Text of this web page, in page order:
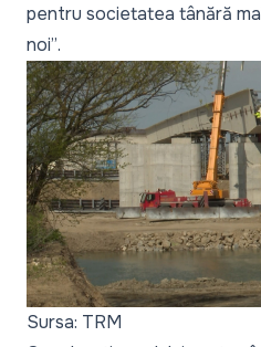
pentru societatea tânără
noi”.
Sursa: TRM